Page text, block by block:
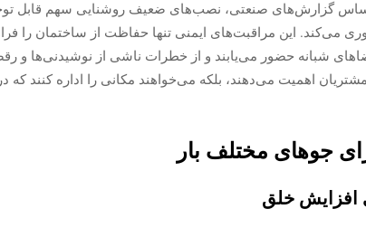
گزارش‌های صنعتی، نصب‌های ضعیف روشنایی سهم قابل
می‌کند. این مراقبت‌های ایمنی تنها حفاظت از ساختمان را
شبانه حضور می‌یابند و از خطرات ناشی از نوشیدنی‌ها و
اهمیت می‌دهند، بلکه می‌خواهند مکانی را اداره کنند
جو‌های مختلف بار
افزایش خلق